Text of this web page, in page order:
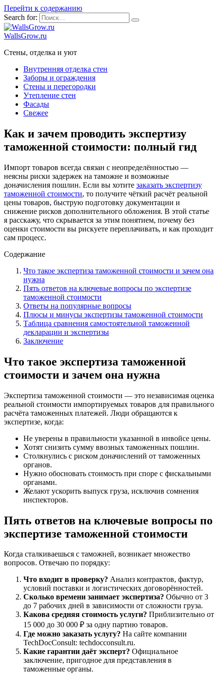
Перейти к содержанию
Search for:
WallsGrow.ru
Стены, отделка и уют
Внутренняя отделка стен
Заборы и ограждения
Стены и перегородки
Утепление стен
Фасады
Свежее
Как и зачем проводить экспертизу
таможенной стоимости: полный гид
Импорт товаров всегда связан с неопределённостью —
неясны риски задержек на таможне и возможные
доначисления пошлин. Если вы хотите заказать экспертизу
таможенной стоимости, то получите чёткий расчёт реальной
цены товаров, быструю подготовку документации и
снижение рисков дополнительного обложения. В этой статье
я расскажу, что скрывается за этим понятием, почему без
оценки стоимости вы рискуете переплачивать, и как проходит
сам процесс.
Содержание
Что такое экспертиза таможенной стоимости и зачем она
нужна
Пять ответов на ключевые вопросы по экспертизе
таможенной стоимости
Ответы на популярные вопросы
Плюсы и минусы экспертизы таможенной стоимости
Таблица сравнения самостоятельной таможенной
декларации и экспертизы
Заключение
Что такое экспертиза таможенной
стоимости и зачем она нужна
Экспертиза таможенной стоимости — это независимая оценка
реальной стоимости импортируемых товаров для правильного
расчёта таможенных платежей. Люди обращаются к
экспертизе, когда:
Не уверены в правильности указанной в инвойсе цены.
Хотят снизить сумму ввозных таможенных пошлин.
Столкнулись с риском доначислений от таможенных
органов.
Нужно обосновать стоимость при споре с фискальными
органами.
Желают ускорить выпуск груза, исключив сомнения
инспекторов.
Пять ответов на ключевые вопросы по
экспертизе таможенной стоимости
Когда сталкиваешься с таможней, возникает множество
вопросов. Отвечаю по порядку:
Что входит в проверку? Анализ контрактов, фактур,
условий поставки и логистических договорённостей.
Сколько времени занимает экспертиза? Обычно от 3
до 7 рабочих дней в зависимости от сложности груза.
Какова средняя стоимость услуги? Приблизительно от
15 000 до 30 000 ₽ за одну партию товаров.
Где можно заказать услугу? На сайте компании
TechDocConsult: techdocconsult.ru.
Какие гарантии даёт эксперт? Официальное
заключение, пригодное для представления в
таможенные органы.